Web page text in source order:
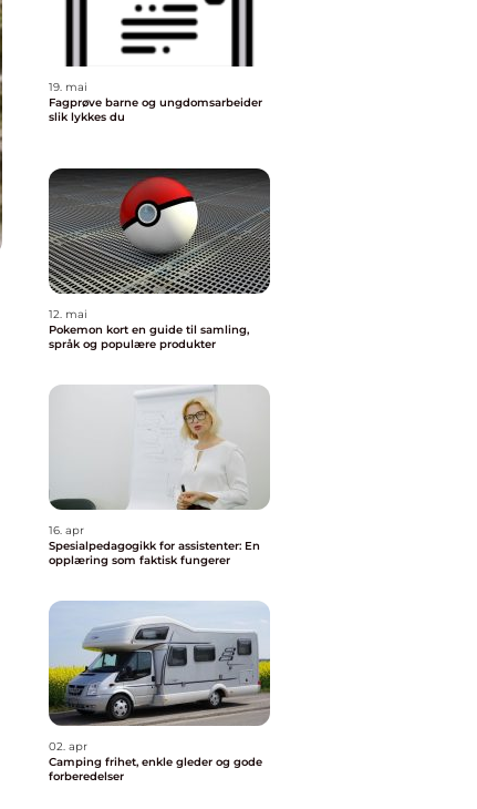
19. mai
Fagprøve barne og ungdomsarbeider
slik lykkes du
12. mai
Pokemon kort en guide til samling,
språk og populære produkter
16. apr
Spesialpedagogikk for assistenter: En
opplæring som faktisk fungerer
02. apr
Camping frihet, enkle gleder og gode
forberedelser